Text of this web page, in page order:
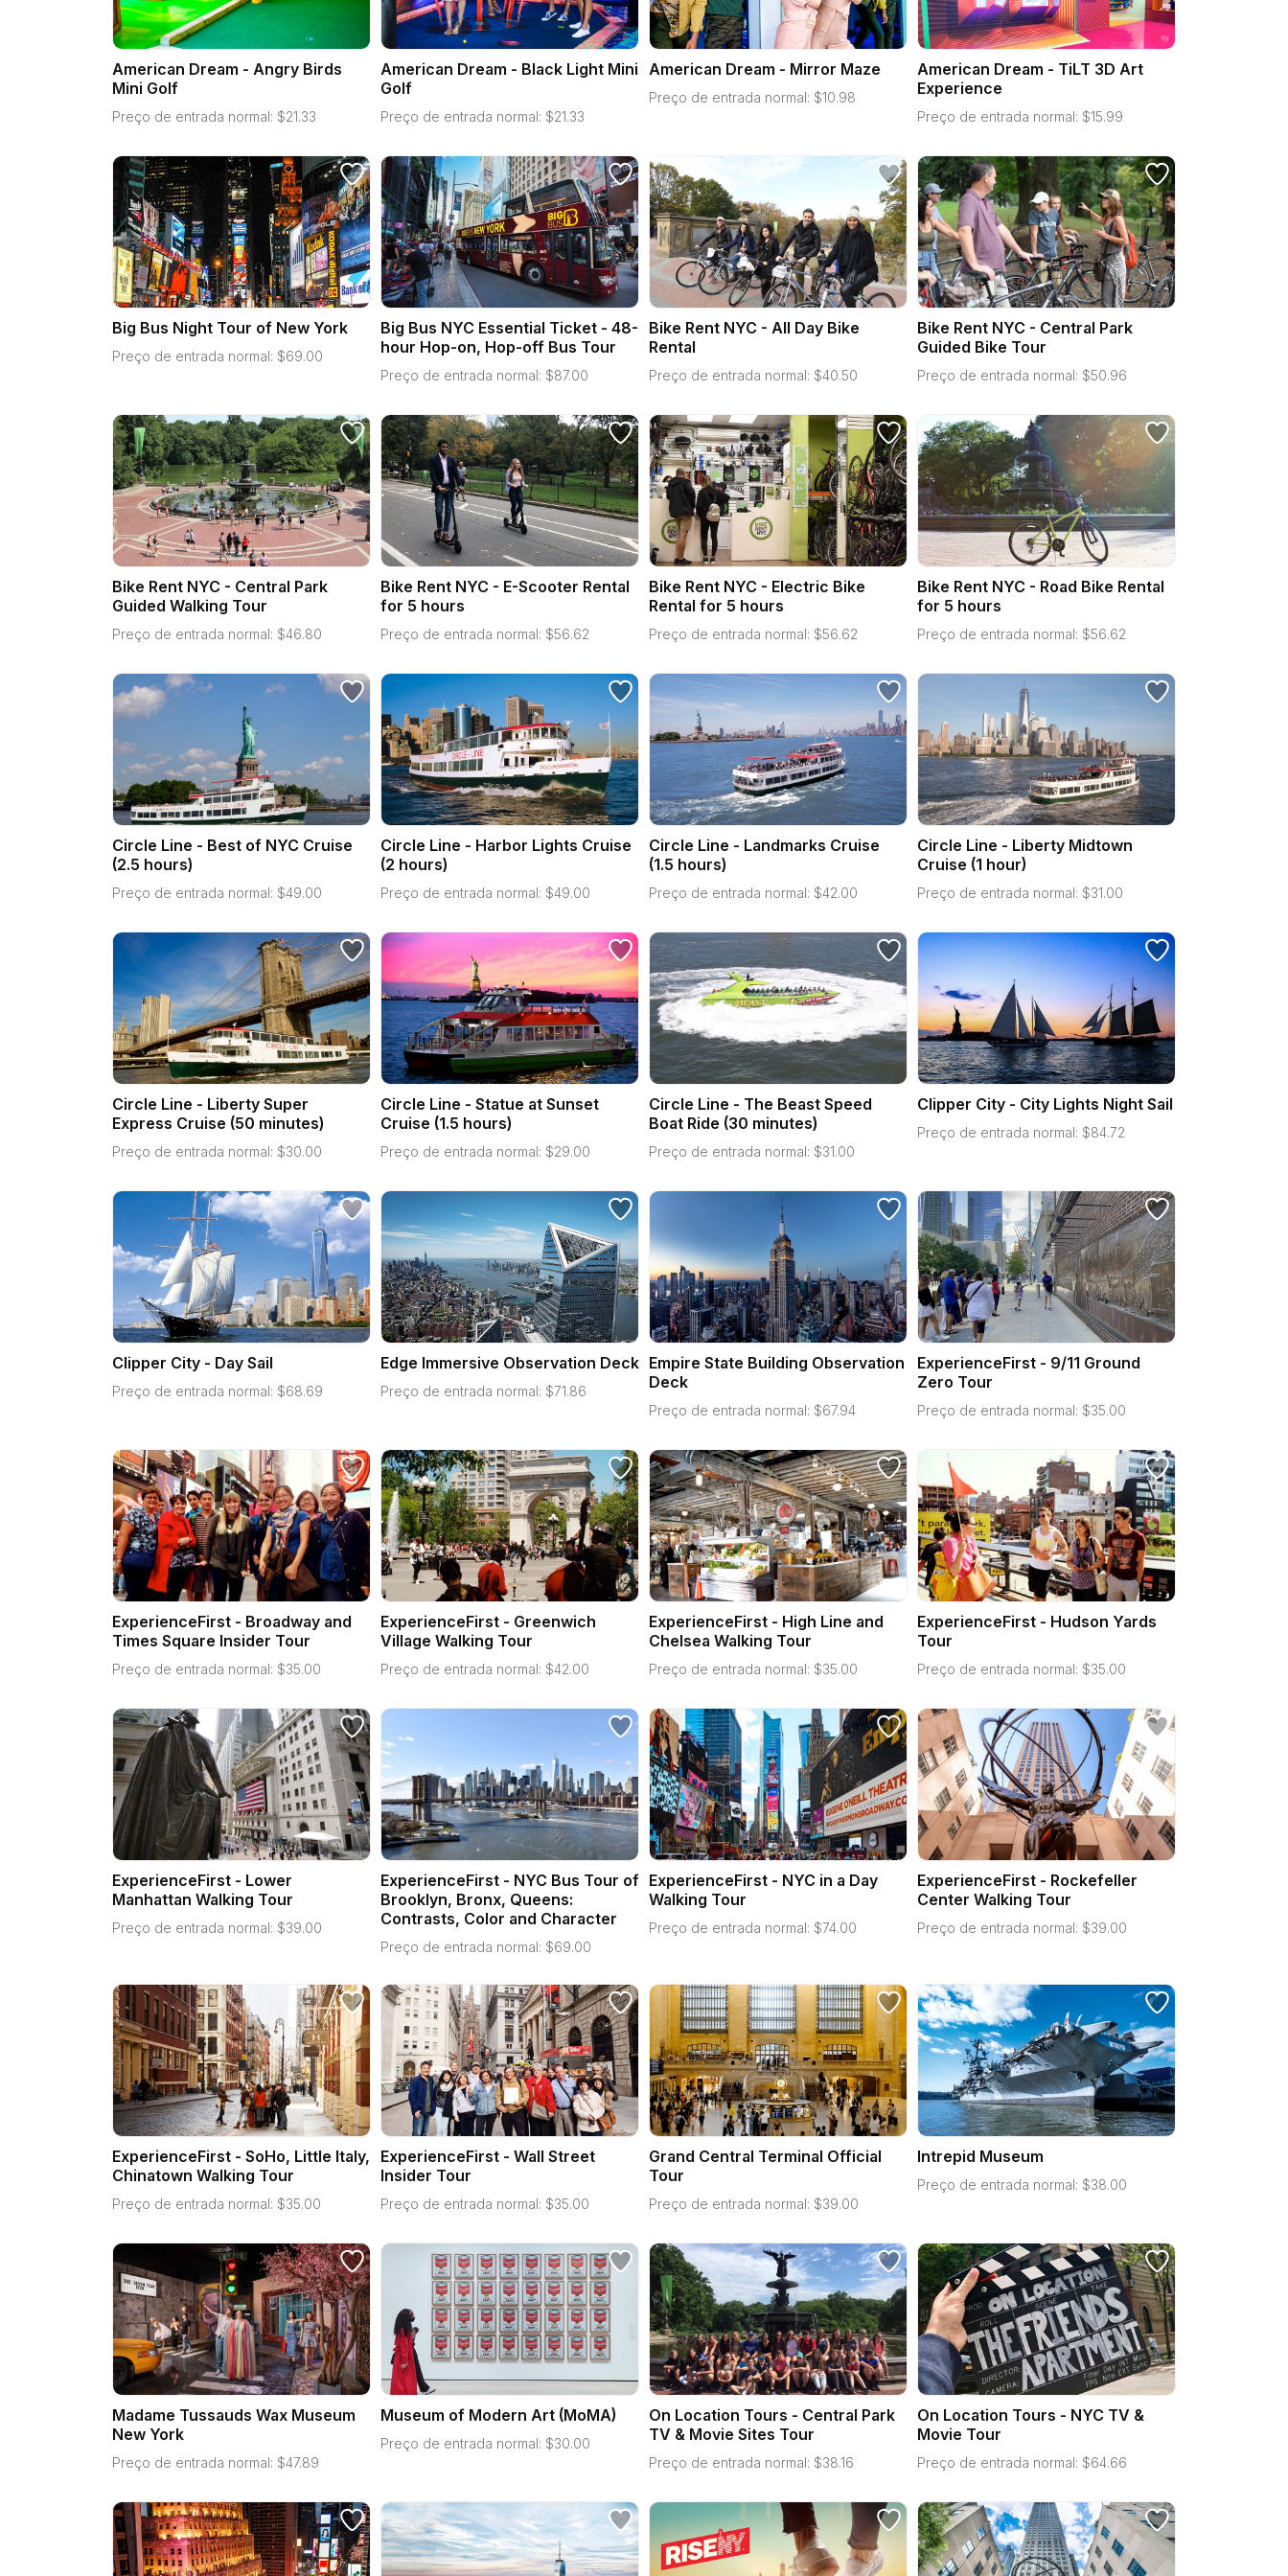
American Dream - Angry Birds
Mini Golf
Preço de entrada normal: $21.33
American Dream - Black Light Mini
Golf
Preço de entrada normal: $21.33
American Dream - Mirror Maze
Preço de entrada normal: $10.98
American Dream - TiLT 3D Art
Experience
Preço de entrada normal: $15.99
Big Bus Night Tour of New York
Preço de entrada normal: $69.00
Big Bus NYC Essential Ticket - 48-
hour Hop-on, Hop-off Bus Tour
Preço de entrada normal: $87.00
Bike Rent NYC - All Day Bike
Rental
Preço de entrada normal: $40.50
Bike Rent NYC - Central Park
Guided Bike Tour
Preço de entrada normal: $50.96
Bike Rent NYC - Central Park
Guided Walking Tour
Preço de entrada normal: $46.80
Bike Rent NYC - E-Scooter Rental
for 5 hours
Preço de entrada normal: $56.62
Bike Rent NYC - Electric Bike
Rental for 5 hours
Preço de entrada normal: $56.62
Bike Rent NYC - Road Bike Rental
for 5 hours
Preço de entrada normal: $56.62
Circle Line - Best of NYC Cruise
(2.5 hours)
Preço de entrada normal: $49.00
Circle Line - Harbor Lights Cruise
(2 hours)
Preço de entrada normal: $49.00
Circle Line - Landmarks Cruise
(1.5 hours)
Preço de entrada normal: $42.00
Circle Line - Liberty Midtown
Cruise (1 hour)
Preço de entrada normal: $31.00
Circle Line - Liberty Super
Express Cruise (50 minutes)
Preço de entrada normal: $30.00
Circle Line - Statue at Sunset
Cruise (1.5 hours)
Preço de entrada normal: $29.00
Circle Line - The Beast Speed
Boat Ride (30 minutes)
Preço de entrada normal: $31.00
Clipper City - City Lights Night Sail
Preço de entrada normal: $84.72
Clipper City - Day Sail
Preço de entrada normal: $68.69
Edge Immersive Observation Deck
Preço de entrada normal: $71.86
Empire State Building Observation
Deck
Preço de entrada normal: $67.94
ExperienceFirst - 9/11 Ground
Zero Tour
Preço de entrada normal: $35.00
ExperienceFirst - Broadway and
Times Square Insider Tour
Preço de entrada normal: $35.00
ExperienceFirst - Greenwich
Village Walking Tour
Preço de entrada normal: $42.00
ExperienceFirst - High Line and
Chelsea Walking Tour
Preço de entrada normal: $35.00
ExperienceFirst - Hudson Yards
Tour
Preço de entrada normal: $35.00
ExperienceFirst - Lower
Manhattan Walking Tour
Preço de entrada normal: $39.00
ExperienceFirst - NYC Bus Tour of
Brooklyn, Bronx, Queens:
Contrasts, Color and Character
Preço de entrada normal: $69.00
ExperienceFirst - NYC in a Day
Walking Tour
Preço de entrada normal: $74.00
ExperienceFirst - Rockefeller
Center Walking Tour
Preço de entrada normal: $39.00
ExperienceFirst - SoHo, Little Italy,
Chinatown Walking Tour
Preço de entrada normal: $35.00
ExperienceFirst - Wall Street
Insider Tour
Preço de entrada normal: $35.00
Grand Central Terminal Official
Tour
Preço de entrada normal: $39.00
Intrepid Museum
Preço de entrada normal: $38.00
Madame Tussauds Wax Museum
New York
Preço de entrada normal: $47.89
Museum of Modern Art (MoMA)
Preço de entrada normal: $30.00
On Location Tours - Central Park
TV & Movie Sites Tour
Preço de entrada normal: $38.16
On Location Tours - NYC TV &
Movie Tour
Preço de entrada normal: $64.66